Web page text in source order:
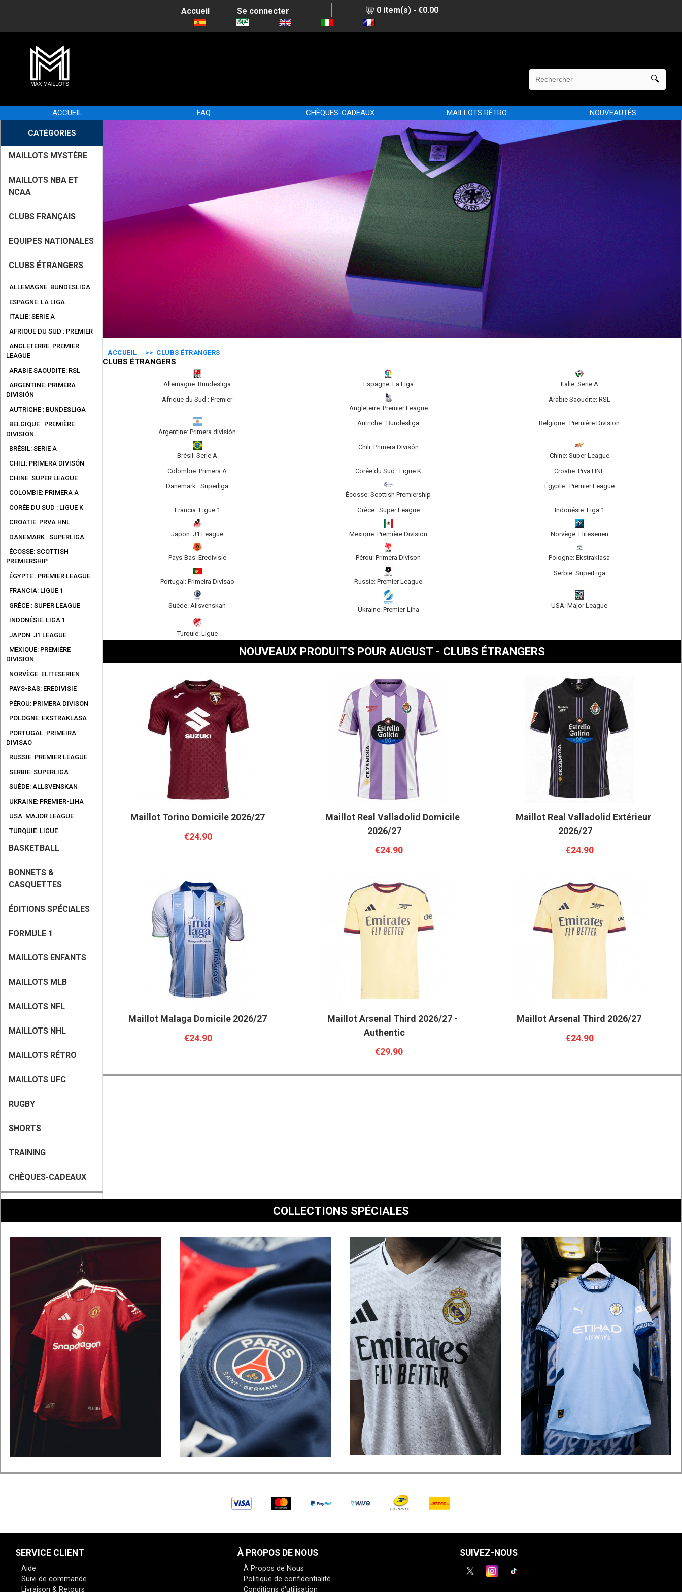
Accueil Se connecter 0 item(s) - €0.00
ACCUEIL FAQ CHÈQUES-CADEAUX MAILLOTS RÉTRO NOUVEAUTÉS
CATÉGORIES
MAILLOTS MYSTÈRE
MAILLOTS NBA ET
NCAA
CLUBS FRANÇAIS
EQUIPES NATIONALES
CLUBS ÉTRANGERS
ALLEMAGNE: BUNDESLIGA
ESPAGNE: LA LIGA
ITALIE: SERIE A
AFRIQUE DU SUD : PREMIER
ANGLETERRE: PREMIER
LEAGUE
ARABIE SAOUDITE: RSL
ARGENTINE: PRIMERA
DIVISIÓN
AUTRICHE : BUNDESLIGA
BELGIQUE : PREMIÈRE
DIVISION
BRÉSIL: SERIE A
CHILI: PRIMERA DIVISÓN
CHINE: SUPER LEAGUE
COLOMBIE: PRIMERA A
CORÉE DU SUD : LIGUE K
CROATIE: PRVA HNL
DANEMARK : SUPERLIGA
ÉCOSSE: SCOTTISH
PREMIERSHIP
ÉGYPTE : PREMIER LEAGUE
FRANCIA: LIGUE 1
GRÈCE : SUPER LEAGUE
INDONÉSIE: LIGA 1
JAPON: J1 LEAGUE
MEXIQUE: PREMIÈRE
DIVISION
NORVÈGE: ELITESERIEN
PAYS-BAS: EREDIVISIE
PÉROU: PRIMERA DIVISON
POLOGNE: EKSTRAKLASA
PORTUGAL: PRIMEIRA
DIVISAO
RUSSIE: PREMIER LEAGUE
SERBIE: SUPERLIGA
SUÈDE: ALLSVENSKAN
UKRAINE: PREMIER-LIHA
USA: MAJOR LEAGUE
TURQUIE: LIGUE
BASKETBALL
BONNETS &
CASQUETTES
ÉDITIONS SPÉCIALES
FORMULE 1
MAILLOTS ENFANTS
MAILLOTS MLB
MAILLOTS NFL
MAILLOTS NHL
MAILLOTS RÉTRO
MAILLOTS UFC
RUGBY
SHORTS
TRAINING
CHÈQUES-CADEAUX
ACCUEIL >> CLUBS ÉTRANGERS
CLUBS ÉTRANGERS
Allemagne: Bundesliga Espagne: La Liga
Italie: Serie A
Afrique du Sud : Premier
Angleterre: Premier League
Arabie Saoudite: RSL
Argentine: Primera división
Autriche : Bundesliga Belgique : Première Division
Brésil: Serie A
Chili: Primera Divisón
Chine: Super League
Colombie: Primera A
Corée du Sud : Ligue K
Croatie: Prva HNL
Danemark : Superliga
Écosse: Scottish Premiership
Égypte : Premier League
Francia: Ligue 1 Grèce : Super League Indonésie: Liga 1
Japon: J1 League Mexique: Première Division Norvège: Eliteserien
Pays-Bas: Eredivisie Pérou: Primera Divison Pologne: Ekstraklasa
Portugal: Primeira Divisao Russie: Premier League
Serbie: SuperLiga
Suède: Allsvenskan
Ukraine: Premier-Liha
USA: Major League
Turquie: Ligue
NOUVEAUX PRODUITS POUR AUGUST - CLUBS ÉTRANGERS
Maillot Torino Domicile 2026/27
€24.90
Maillot Real Valladolid Domicile
2026/27
€24.90
Maillot Real Valladolid Extérieur
2026/27
€24.90
Maillot Malaga Domicile 2026/27
€24.90
Maillot Arsenal Third 2026/27 -
Authentic
€29.90
Maillot Arsenal Third 2026/27
€24.90
COLLECTIONS SPÉCIALES
SERVICE CLIENT
Aide
Suivi de commande
Livraison & Retours
À PROPOS DE NOUS
À Propos de Nous
Politique de confidentialité
Conditions d'utilisation
SUIVEZ-NOUS